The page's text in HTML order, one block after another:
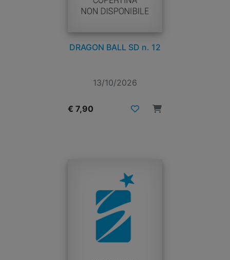
DRAGON BALL SD n. 12
13/10/2026
€ 7,90